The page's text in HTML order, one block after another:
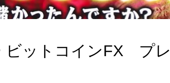
ビットコインFX プレ